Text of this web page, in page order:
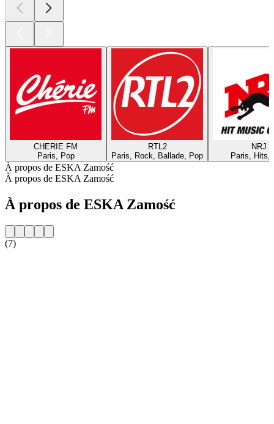
CHERIE FM
Paris, Pop
RTL2
Paris, Rock, Ballade, Pop
NRJ
Paris, Hits,
À propos de ESKA Zamość
À propos de ESKA Zamość
À propos de ESKA Zamość
(7)